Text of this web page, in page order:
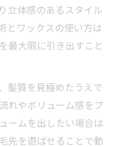
立体感のあるスタイル
とワックスの使い方は
最大限に引き出すこと
髪質を見極めたうえで
れやボリューム感をプ
ームを出したい場合は
先を遊ばせることで動